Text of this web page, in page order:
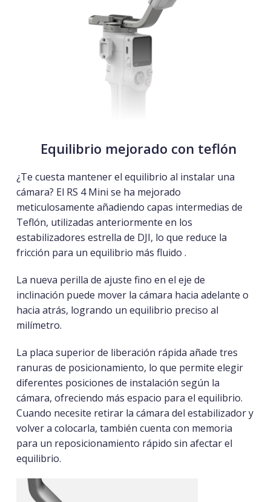
Equilibrio mejorado con teflón
¿Te cuesta mantener el equilibrio al instalar una
cámara? El RS 4 Mini se ha mejorado
meticulosamente añadiendo capas intermedias de
Teflón, utilizadas anteriormente en los
estabilizadores estrella de DJI, lo que reduce la
fricción para un equilibrio más fluido .
La nueva perilla de ajuste fino en el eje de
inclinación puede mover la cámara hacia adelante o
hacia atrás, logrando un equilibrio preciso al
milímetro.
La placa superior de liberación rápida añade tres
ranuras de posicionamiento, lo que permite elegir
diferentes posiciones de instalación según la
cámara, ofreciendo más espacio para el equilibrio.
Cuando necesite retirar la cámara del estabilizador y
volver a colocarla, también cuenta con memoria
para un reposicionamiento rápido sin afectar el
equilibrio.